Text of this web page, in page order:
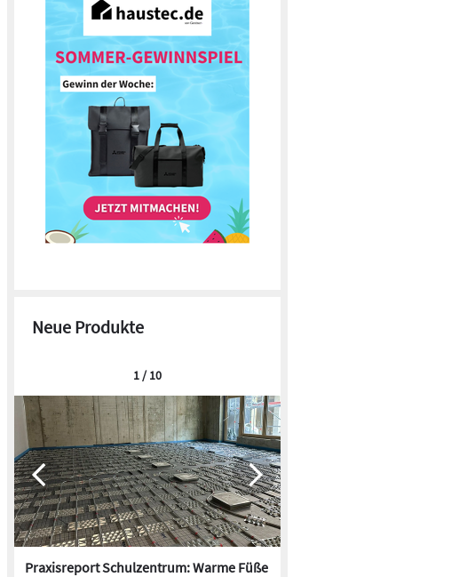
Neue Produkte
Praxisreport Schulzentrum: Warme Füße
1 / 10